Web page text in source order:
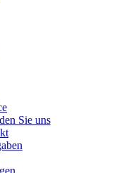
Sie uns